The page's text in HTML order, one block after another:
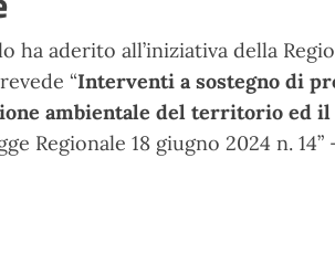
ha aderito all’iniziativa della
“Interventi a sostegno di
ambientale del territorio ed
Regionale 18 giugno 2024 n. 14”